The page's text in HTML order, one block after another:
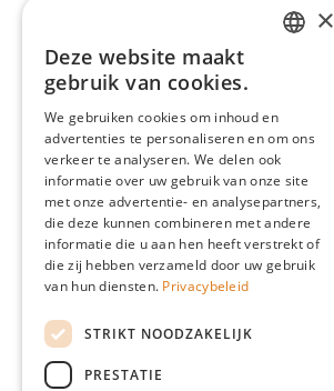
Aanbod
Configurator
Producten
Advies
Blog
Giardino
Team
Dealers
Klantenservice
ENGLISH
GERMAN
×
Deze website maakt
gebruik van cookies.
We gebruiken cookies om inhoud en
advertenties te personaliseren en om ons
verkeer te analyseren. We delen ook
informatie over uw gebruik van onze site
met onze advertentie- en analysepartners,
die deze kunnen combineren met andere
informatie die u aan hen heeft verstrekt of
die zij hebben verzameld door uw gebruik
van hun diensten. Privacybeleid
STRIKT NOODZAKELIJK
PRESTATIE